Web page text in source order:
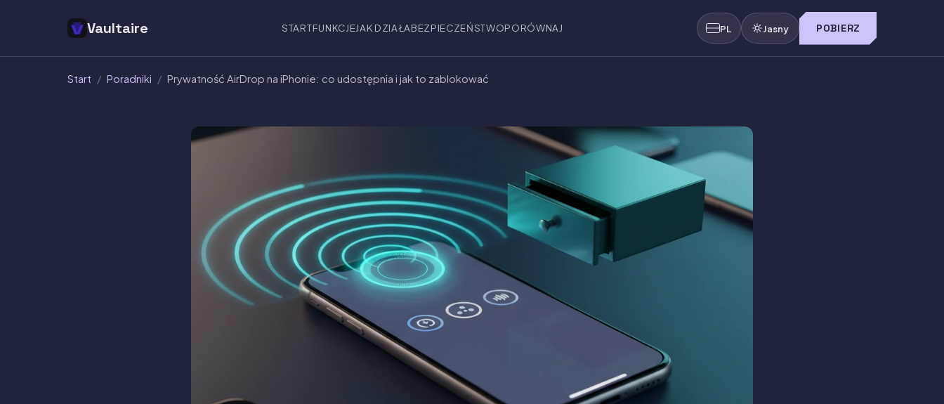
Vaultaire STARTFUNKCJEJAK DZIAŁABEZPIECZEŃSTWOPORÓWNAJ PL Jasny POBIERZ
Start / Poradniki / Prywatność AirDrop na iPhonie: co udostępnia i jak to zablokować